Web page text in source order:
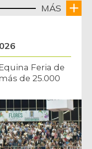
MÁS
Feria de
de 25.000